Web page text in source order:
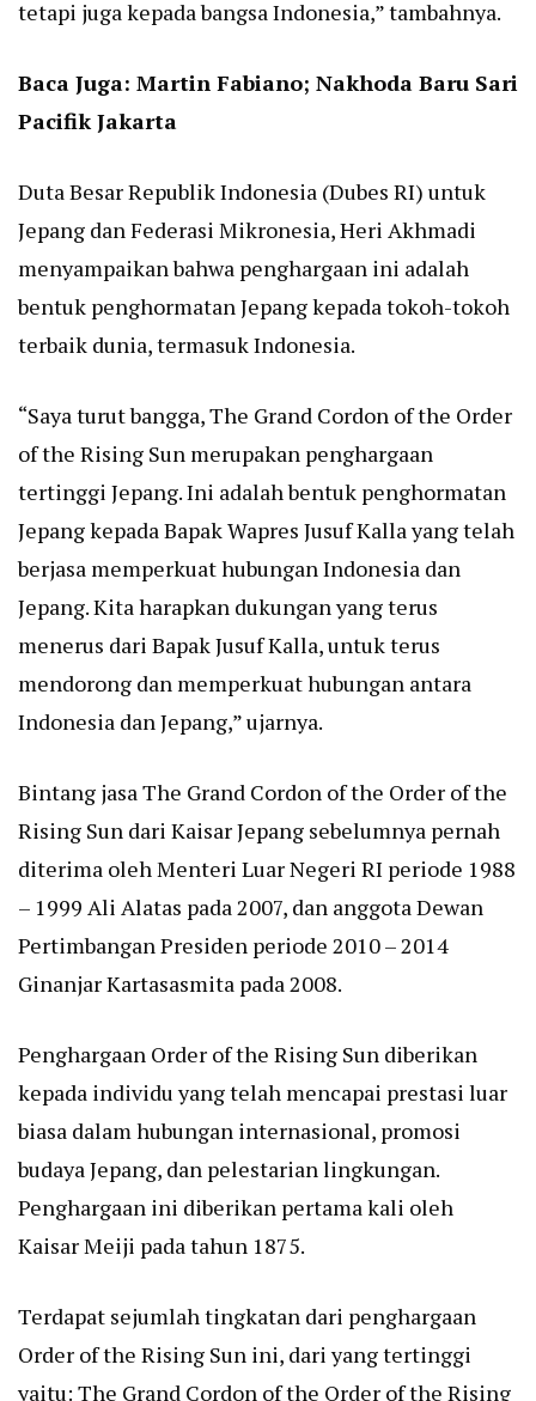
tetapi juga kepada bangsa Indonesia,” tambahnya.
Baca Juga: Martin Fabiano; Nakhoda Baru Sari
Pacifik Jakarta
Duta Besar Republik Indonesia (Dubes RI) untuk
Jepang dan Federasi Mikronesia, Heri Akhmadi
menyampaikan bahwa penghargaan ini adalah
bentuk penghormatan Jepang kepada tokoh-tokoh
terbaik dunia, termasuk Indonesia.
“Saya turut bangga, The Grand Cordon of the Order
of the Rising Sun merupakan penghargaan
tertinggi Jepang. Ini adalah bentuk penghormatan
Jepang kepada Bapak Wapres Jusuf Kalla yang telah
berjasa memperkuat hubungan Indonesia dan
Jepang. Kita harapkan dukungan yang terus
menerus dari Bapak Jusuf Kalla, untuk terus
mendorong dan memperkuat hubungan antara
Indonesia dan Jepang,” ujarnya.
Bintang jasa The Grand Cordon of the Order of the
Rising Sun dari Kaisar Jepang sebelumnya pernah
diterima oleh Menteri Luar Negeri RI periode 1988
– 1999 Ali Alatas pada 2007, dan anggota Dewan
Pertimbangan Presiden periode 2010 – 2014
Ginanjar Kartasasmita pada 2008.
Penghargaan Order of the Rising Sun diberikan
kepada individu yang telah mencapai prestasi luar
biasa dalam hubungan internasional, promosi
budaya Jepang, dan pelestarian lingkungan.
Penghargaan ini diberikan pertama kali oleh
Kaisar Meiji pada tahun 1875.
Terdapat sejumlah tingkatan dari penghargaan
Order of the Rising Sun ini, dari yang tertinggi
yaitu: The Grand Cordon of the Order of the Rising